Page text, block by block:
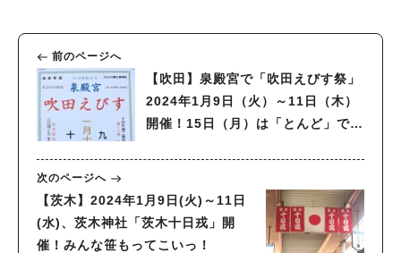
前のページへ
【吹田】泉殿宮で「吹田えびす祭」
2024年1月9日（火）～11日（木）
開催！15日（月）は「とんど」でお
次のページへ
【茨木】2024年1月9日(火)～11日
(水)、茨木神社「茨木十日戎」開
催！みんな笹もってこいっ！